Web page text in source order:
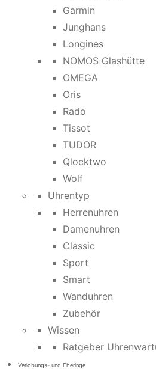
Garmin
Junghans
Longines
NOMOS Glashütte
OMEGA
Oris
Rado
Tissot
TUDOR
Qlocktwo
Wolf
Uhrentyp
Herrenuhren
Damenuhren
Classic
Sport
Smart
Wanduhren
Zubehör
Wissen
Ratgeber
Verlobungs- und Eheringe